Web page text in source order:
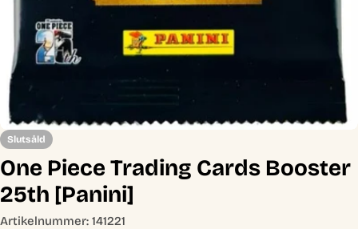
Slutsåld
One Piece Trading Cards Booster
25th [Panini]
Artikelnummer: 141221